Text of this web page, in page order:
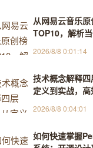
从网易云音乐原
TOP10，解析
2026/8/8 0:01:14
技术概念解释
定义到实战，
2026/8/8 0:04:01
如何快速掌握